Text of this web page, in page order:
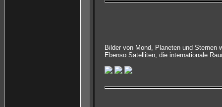
Bilder von Mond, Planeten und Sternen
Ebenso Satelliten, die internationale